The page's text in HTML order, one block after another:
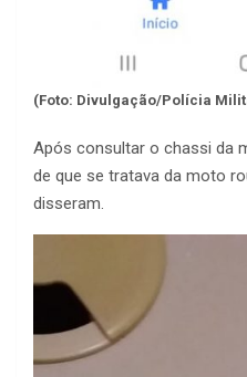
(Foto: Divulgação/Polícia
Após consultar o chassi da
de que se tratava da moto
disseram.